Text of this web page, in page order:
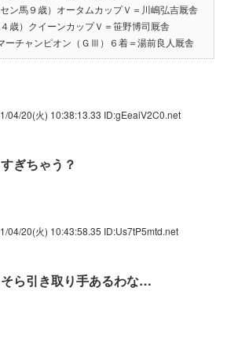
ン馬９歳）オータムカップＶ＝川嶋弘吉厩舎
歳）クイーンカップＶ＝笹野博司厩舎
チャンピオン（ＧⅢ）６着＝湯前良人厩舎
04/20(火) 10:38:13.33 ID:gEeaiV2C0.net
ぎちゃう？
04/20(火) 10:43:58.35 ID:Us7tP5mtd.net
ら引き取り手あるわな…